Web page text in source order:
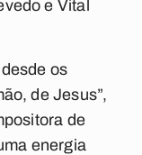
e Vital
os
de Jesus”,
de
energia